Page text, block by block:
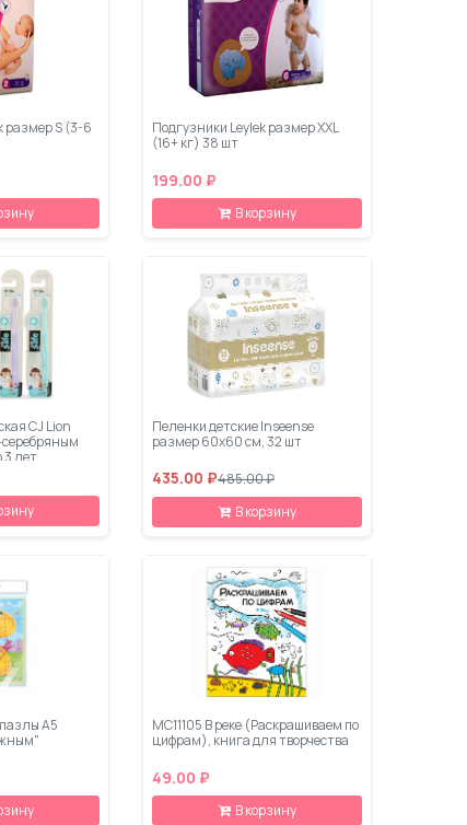
размер S (3-6
Подгузники Leylеk размер XXL
(16+ кг) 38 шт
199.00 ₽
В корзину
CJ Lion
серебряным
3 лет
Пеленки детские Inseense
размер 60х60 см, 32 шт
435.00 ₽485.00 ₽
В корзину
А5
МС11105 В реке (Раскрашиваем по
цифрам), книга для творчества
49.00 ₽
В корзину